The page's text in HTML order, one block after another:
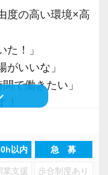
頼られる存
在になれるよう
ります。
らないことや困
benefits）
大事にしていま
「クイックレス
・他責禁止・気
顔をいただき続
がモットーで
める人
いる人
ーになれる人
務をこなせま
効率化とペーパ
きやすい環境を
営を全力で支援
活が、結果とし
ていただけまし
極的に取り組ん
務に取り組み、
の時間も大切に
働いているス
す。
「業務量の見直
の高い環境×高
た！」
がいいな」
で働きたい」
以内 急 募
業支援 歩合制度あり